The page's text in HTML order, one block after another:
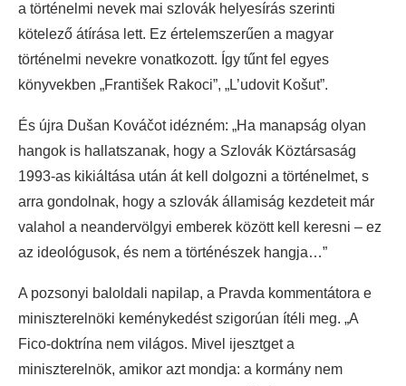
a történelmi nevek mai szlovák helyesírás szerinti
kötelező átírása lett. Ez értelemszerűen a magyar
történelmi nevekre vonatkozott. Így tűnt fel egyes
könyvekben „František Rakoci”, „L’udovit Košut”.
És újra Dušan Kováčot idézném: „Ha manapság olyan
hangok is hallatszanak, hogy a Szlovák Köztársaság
1993-as kikiáltása után át kell dolgozni a történelmet, s
arra gondolnak, hogy a szlovák államiság kezdeteit már
valahol a neandervölgyi emberek között kell keresni – ez
az ideológusok, és nem a történészek hangja…”
A pozsonyi baloldali napilap, a Pravda kommentátora e
miniszterelnöki keménykedést szigorúan ítéli meg. „A
Fico-doktrína nem világos. Mivel ijesztget a
miniszterelnök, amikor azt mondja: a kormány nem